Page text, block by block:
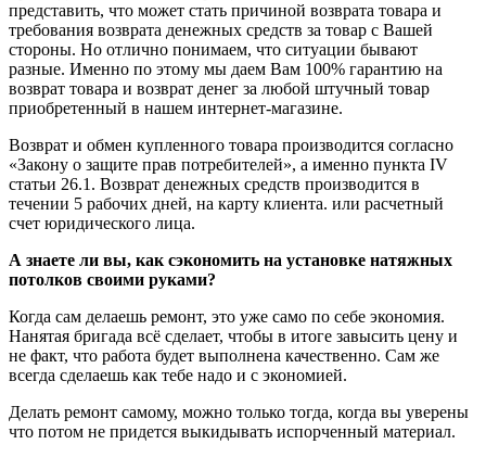
представить, что может стать причиной возврата товара и
требования возврата денежных средств за товар с Вашей
стороны. Но отлично понимаем, что ситуации бывают
разные. Именно по этому мы даем Вам 100% гарантию на
возврат товара и возврат денег за любой штучный товар
приобретенный в нашем интернет-магазине.
Возврат и обмен купленного товара производится согласно
«Закону о защите прав потребителей», а именно пункта IV
статьи 26.1. Возврат денежных средств производится в
течении 5 рабочих дней, на карту клиента. или расчетный
счет юридического лица.
А знаете ли вы, как сэкономить на установке натяжных
потолков своими руками?
Когда сам делаешь ремонт, это уже само по себе экономия.
Нанятая бригада всё сделает, чтобы в итоге завысить цену и
не факт, что работа будет выполнена качественно. Сам же
всегда сделаешь как тебе надо и с экономией.
Делать ремонт самому, можно только тогда, когда вы уверены
что потом не придется выкидывать испорченный материал.